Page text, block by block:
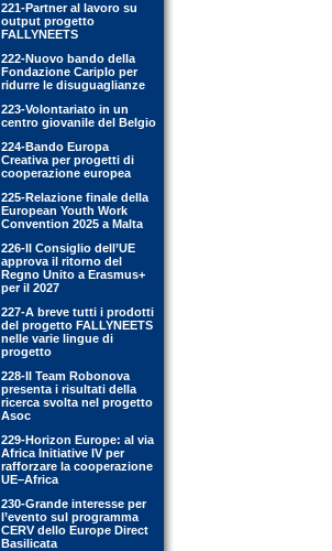
221-Partner al lavoro su
output progetto
FALLYNEETS
222-Nuovo bando della
Fondazione Cariplo per
ridurre le disuguaglianze
223-Volontariato in un
centro giovanile del Belgio
224-Bando Europa
Creativa per progetti di
cooperazione europea
225-Relazione finale della
European Youth Work
Convention 2025 a Malta
226-Il Consiglio dell’UE
approva il ritorno del
Regno Unito a Erasmus+
per il 2027
227-A breve tutti i prodotti
del progetto FALLYNEETS
nelle varie lingue di
progetto
228-Il Team Robonova
presenta i risultati della
ricerca svolta nel progetto
Asoc
229-Horizon Europe: al via
Africa Initiative IV per
rafforzare la cooperazione
UE–Africa
230-Grande interesse per
l’evento sul programma
CERV dello Europe Direct
Basilicata